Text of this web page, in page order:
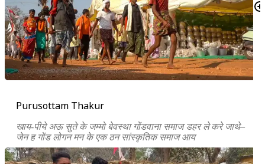
Purusottam Thakur
खाय-पीये अऊ सुते के जम्मो बेवस्था गोंडवाना समाज डहर ले करे जाथे–
जेन ह गोंड लोगन मन के एक ठन सांस्कृतिक समाज आय